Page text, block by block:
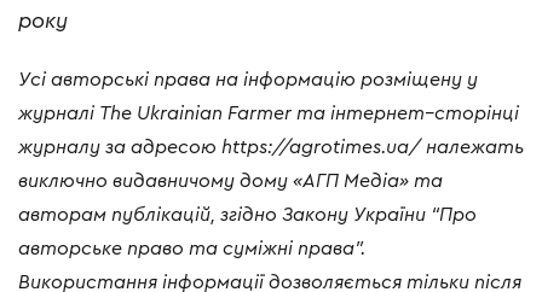
року
Усі авторські права на інформацію розміщену у
журналі The Ukrainian Farmer та інтернет–сторінці
журналу за адресою https://agrotimes.ua/ належать
виключно видавничому дому «АГП Медіа» та
авторам публікацій, згідно Закону України “Про
авторське право та суміжні права”.
Використання інформаціїдозволяється тільки після